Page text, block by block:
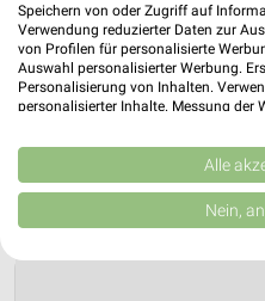
Speichern von oder Zugriff auf
Verwendung reduzierter Daten zur
von Profilen für personalisierte
Auswahl personalisierter Werbung.
Personalisierung von Inhalten.
personalisierter Inhalte. Messung der
Kombinationen von Daten aus
Verbesserung der Angebote.
von Inhalten.
Daten können außerhalb der
Website/App.
Alle
Nein,